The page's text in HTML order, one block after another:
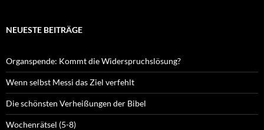
NEUESTE BEITRÄGE
Organspende: Kommt die Widerspruchslösung?
Wenn selbst Messi das Ziel verfehlt
Die schönsten Verheißungen der Bibel
Wochenrätsel (5-8)